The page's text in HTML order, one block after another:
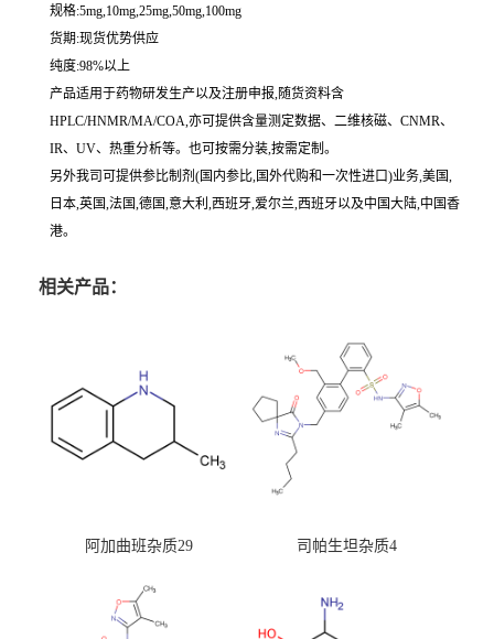
规格:5mg,10mg,25mg,50mg,100mg
货期:现货优势供应
纯度:98%以上
产品适用于药物研发生产以及注册申报,随货资料含
HPLC/HNMR/MA/COA,亦可提供含量测定数据、二维核磁、CNMR、
IR、UV、热重分析等。也可按需分装,按需定制。
另外我司可提供参比制剂(国内参比,国外代购和一次性进口)业务,美国,
日本,英国,法国,德国,意大利,西班牙,爱尔兰,西班牙以及中国大陆,中国香
港。
相关产品：
阿加曲班杂质29 司帕生坦杂质4